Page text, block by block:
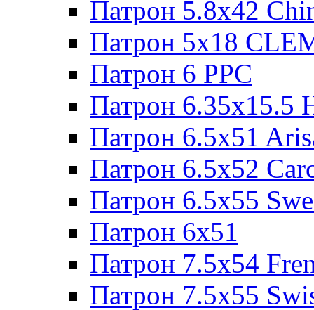
Патрон 5.8x42
Патрон 5x18
Патрон 6 PPC
Патрон 6.35x15.5
Патрон 6.5x51
Патрон 6.5x52
Патрон 6.5x55
Патрон 6x51
Патрон 7.5x54
Патрон 7.5x55